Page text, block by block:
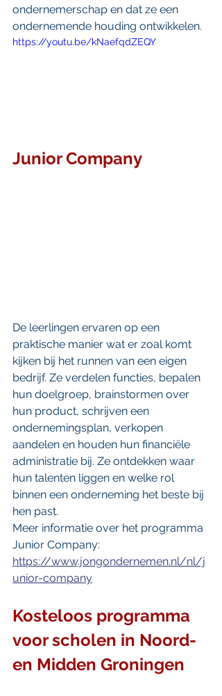
ondernemerschap en dat ze een
ondernemende houding ontwikkelen.
https://youtu.be/kNaefqdZEQY
Junior Company
De leerlingen ervaren op een
praktische manier wat er zoal komt
kijken bij het runnen van een eigen
bedrijf. Ze verdelen functies, bepalen
hun doelgroep, brainstormen over
hun product, schrijven een
ondernemingsplan, verkopen
aandelen en houden hun financiële
administratie bij. Ze ontdekken waar
hun talenten liggen en welke rol
binnen een onderneming het beste bij
hen past.
Meer informatie over het programma
Junior Company:
https://www.jongondernemen.nl/nl/j
unior-company
Kosteloos programma
voor scholen in Noord-
en Midden Groningen